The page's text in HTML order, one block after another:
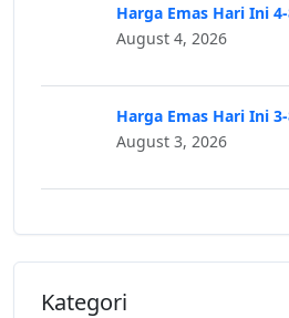
Harga Emas Hari Ini
August 4, 2026
Harga Emas Hari Ini
August 3, 2026
Kategori